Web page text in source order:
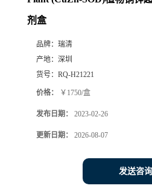
剂盒
品牌： 瑞清
产地： 深圳
货号： RQ-H21221
价格： ￥1750/盒
发布日期： 2023-02-26
更新日期： 2026-08-07
发送咨